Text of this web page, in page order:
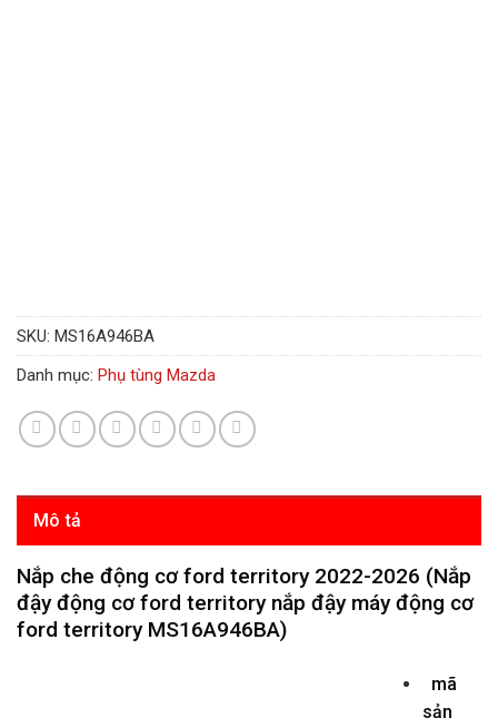
SKU: MS16A946BA
Danh mục: Phụ tùng Mazda
Mô tả
Nắp che động cơ ford territory 2022-2026 (Nắp
đậy động cơ ford territory nắp đậy máy động cơ
ford territory MS16A946BA)
mã
sản